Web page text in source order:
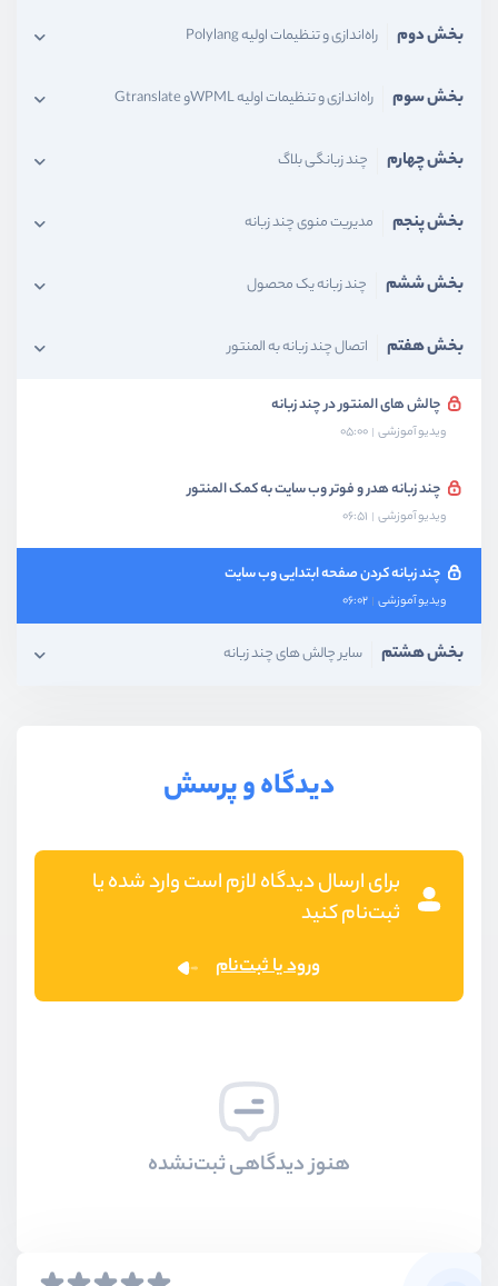
بخش دوم راه‌اندازی و تنظیمات اولیه Polylang
بخش سوم راه‌اندازی و تنظیمات اولیه WPMLو Gtranslate
بخش چهارم چند زبانگی بلاگ
بخش پنجم مدیریت منوی چند زبانه
بخش ششم چند زبانه یک محصول
بخش هفتم اتصال چند زبانه به المنتور
چالش های المنتور در چند زبانه
ویدیو آموزشی 05:00
چند زبانه هدر و فوتر وب سایت به کمک المنتور
ویدیو آموزشی 06:51
چند زبانه کردن صفحه ابتدایی وب سایت
ویدیو آموزشی 06:02
بخش هشتم سایر چالش های چند زبانه
دیدگاه و پرسش
برای ارسال دیدگاه لازم است وارد شده یا
ثبت‌نام کنید
ورود یا ثبت‌نام
هنوز دیدگاهی ثبت‌نشده